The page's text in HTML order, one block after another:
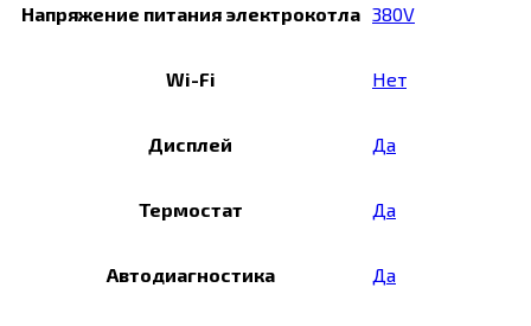
Напряжение питания электрокотла 380V
Wi-Fi Нет
Дисплей Да
Термостат Да
Автодиагностика Да